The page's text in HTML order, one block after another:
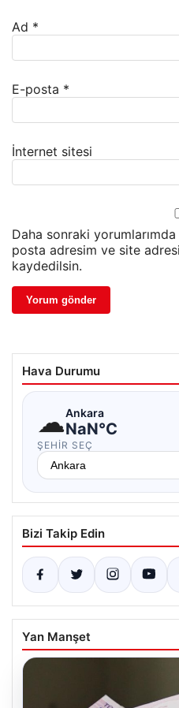
Ad *
E-posta *
İnternet sitesi
Daha sonraki yorumlarımda
posta adresim ve site
kaydedilsin.
Hava Durumu
☁Ankara
NaN°C
ŞEHIR SEÇ
Bizi Takip Edin
Yan Manşet